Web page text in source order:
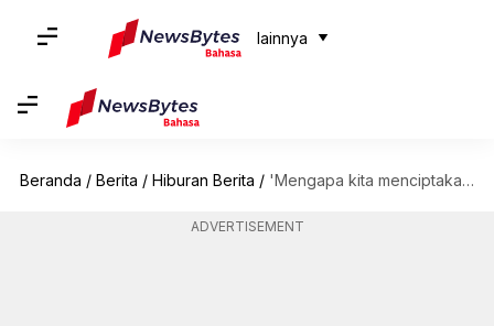
lainnya
Beranda / Berita / Hiburan Berita / 'Mengapa kita menciptakan kembali segalanya': Kata Joseph Fiennes tentang serial 'HP'
ADVERTISEMENT